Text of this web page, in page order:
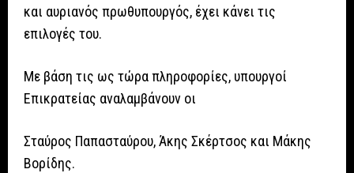
και αυριανός πρωθυπουργός, έχει κάνει τις
επιλογές του.
Με βάση τις ως τώρα πληροφορίες, υπουργοί
Επικρατείας αναλαμβάνουν οι
Σταύρος Παπασταύρου, Άκης Σκέρτσος και Μάκης
Βορίδης.